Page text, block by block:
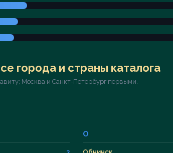
города и страны каталога
Москва и Санкт-Петербург первыми.
О